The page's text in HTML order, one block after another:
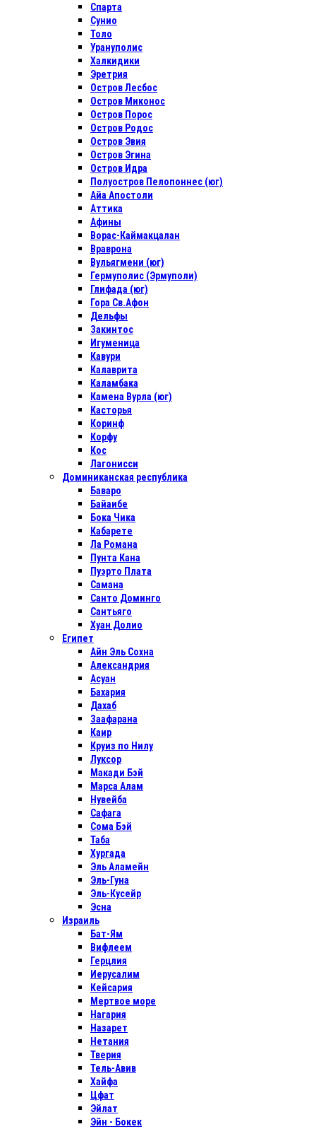
Спарта
Сунио
Толо
Урануполис
Халкидики
Эретрия
Остров Лесбос
Остров Миконос
Остров Порос
Остров Родос
Остров Эвия
Остров Эгина
Остров Идра
Полуостров Пелопоннес (юг)
Айа Апостоли
Аттика
Афины
Ворас-Каймакцалан
Враврона
Вульягмени (юг)
Гермуполис (Эрмуполи)
Глифада (юг)
Гора Св.Афон
Дельфы
Закинтос
Игуменица
Кавури
Калаврита
Каламбака
Камена Вурла (юг)
Касторья
Коринф
Корфу
Кос
Лагонисси
Доминиканская республика
Баваро
Байаибе
Бока Чика
Кабарете
Ла Романа
Пунта Кана
Пуэрто Плата
Самана
Санто Доминго
Сантьяго
Хуан Долио
Египет
Айн Эль Сохна
Александрия
Асуан
Бахария
Дахаб
Заафарана
Каир
Круиз по Нилу
Луксор
Макади Бэй
Марса Алам
Нувейба
Сафага
Сома Бэй
Таба
Хургада
Эль Аламейн
Эль-Гуна
Эль-Кусейр
Эсна
Израиль
Бат-Ям
Вифлеем
Герцлия
Иерусалим
Кейсария
Мертвое море
Нагария
Назарет
Нетания
Тверия
Тель-Авив
Хайфа
Цфат
Эйлат
Эйн - Бокек